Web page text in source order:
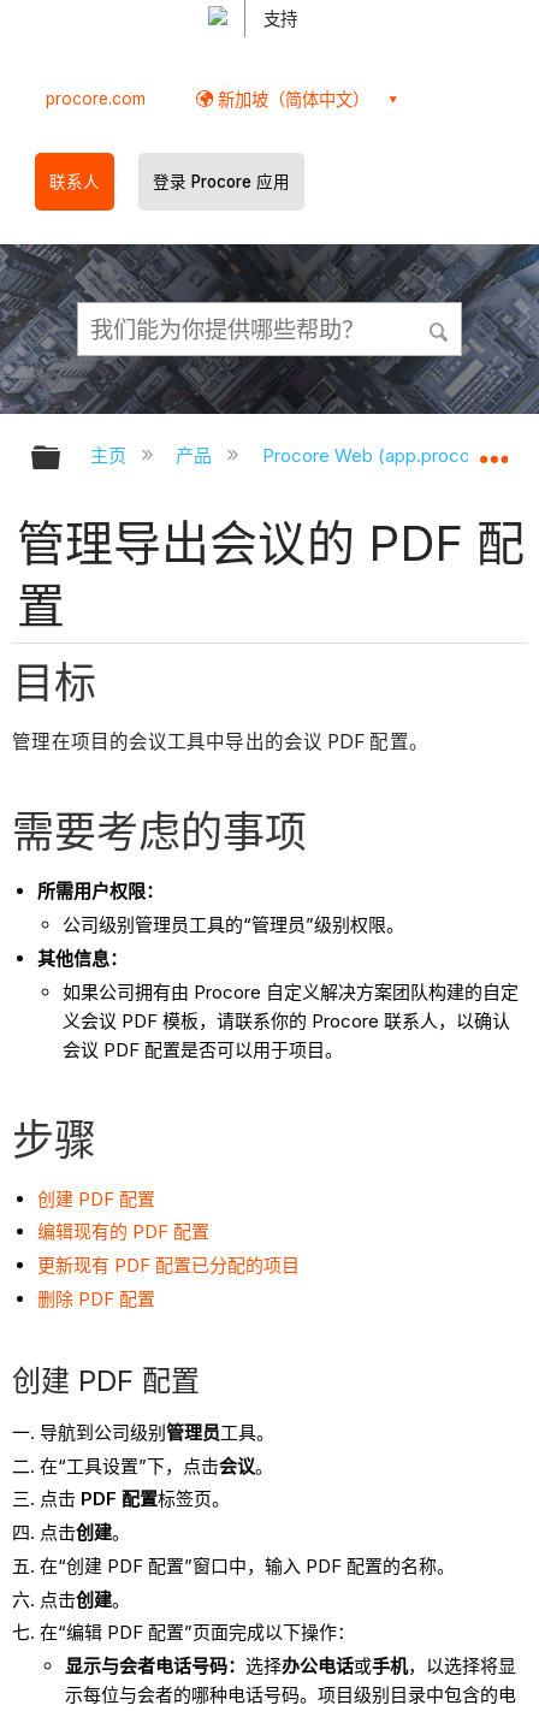
支持
procore.com 新加坡（简体中文）
联系人 登录 Procore 应用
扩展/隐缩全局层次
主页 产品 Procore Web
管理导出会议的 PDF 配
置
目标
管理在项目的会议工具中导出的会议 PDF 配置。
需要考虑的事项
所需用户权限：
公司级别管理员工具的“管理员”级别权限。
其他信息：
如果公司拥有由 Procore 自定义解决方案团队构建的自定
义会议 PDF 模板，请联系你的 Procore 联系人，以确认
会议 PDF 配置是否可以用于项目。
步骤
创建 PDF 配置
编辑现有的 PDF 配置
更新现有 PDF 配置已分配的项目
删除 PDF 配置
创建 PDF 配置
导航到公司级别管理员工具。
在“工具设置”下，点击会议。
点击 PDF 配置标签页。
点击创建。
在“创建 PDF 配置”窗口中，输入 PDF 配置的名称。
点击创建。
在“编辑 PDF 配置”页面完成以下操作：
显示与会者电话号码： 选择办公电话或手机，以选择将显
示每位与会者的哪种电话号码。项目级别目录中包含的电